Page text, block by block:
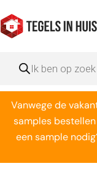
naar
de
zoeken
Vanwege de
samples
een sample